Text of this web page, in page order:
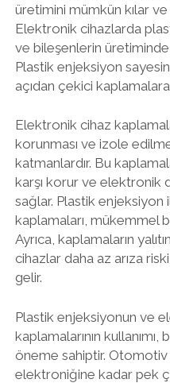
üretimini mümkün kılar
Elektronik cihazlarda
ve bileşenlerin üretiminde
Plastik enjeksiyon
açıdan çekici
Elektronik cihaz
korunması ve izole
katmanlardır. Bu
karşı korur ve elektronik
sağlar. Plastik enjeksiyon
kaplamaları, mükemmel
Ayrıca, kaplamaların
cihazlar daha az arıza
gelir.
Plastik enjeksiyonun ve
kaplamalarının
öneme sahiptir.
elektroniğine kadar pek